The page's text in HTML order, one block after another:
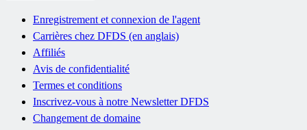
Enregistrement et connexion de l'agent
Carrières chez DFDS (en anglais)
Affiliés
Avis de confidentialité
Termes et conditions
Inscrivez-vous à notre Newsletter DFDS
Changement de domaine